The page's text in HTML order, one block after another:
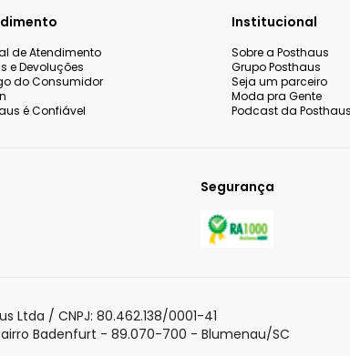
de Atendimento
e Devoluções
do Consumidor
é Confiável
Institucional
Sobre a Posthaus
Grupo Posthaus
Seja um parceiro
Moda pra Gente
Podcast da Posthaus
Segurança
Ltda / CNPJ: 80.462.138/0001-41
Badenfurt - 89.070-700 - Blumenau/SC